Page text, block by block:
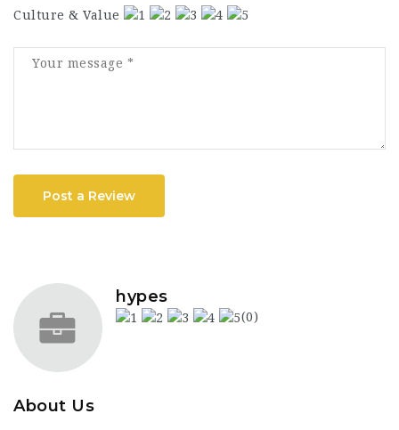
Culture & Value
Post a Review
hypes
(0)
About Us